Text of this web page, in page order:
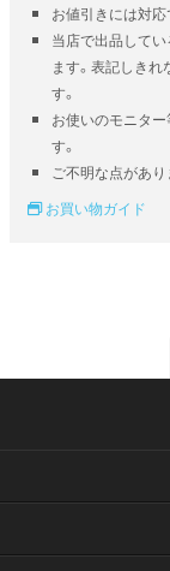
お値引きには対応
当店で出品して
ます。表記しき
す。
お使いのモニタ
す。
ご不明な点があ
お買い物ガイド